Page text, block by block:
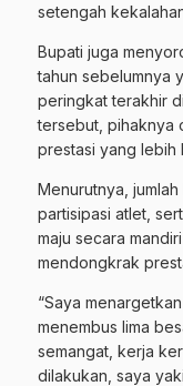
setengah
Bupati juga
tahun sebelumnya
peringkat terakhir
tersebut, pihaknya
prestasi yang lebih
Menurutnya,
partisipasi atlet,
maju secara
mendongkrak
“Saya
menembus lima
semangat, kerja
dilakukan, saya